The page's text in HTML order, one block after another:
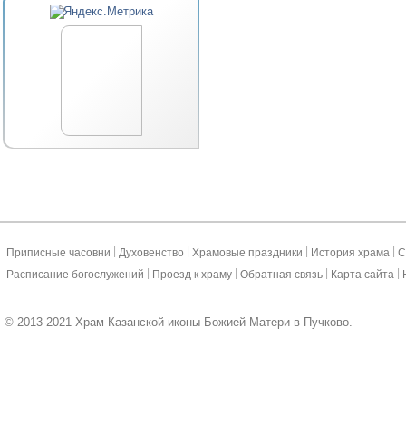
Приписные часовни Духовенство Храмовые праздники История храма
Расписание богослужений
Проезд к храму Обратная связь Карта сайта
© 2013-2021 Храм Казанской иконы Божией Матери в Пучково.